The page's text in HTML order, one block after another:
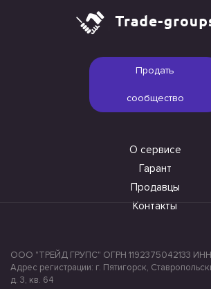
Продать
сообщество
О сервисе
Гарант
Продавцы
Контакты
ООО "ТРЕЙД ГРУПС" ОГРН 1192375042133
Адрес регистрации: г. Пятигорск,
д. 3, кв. 64